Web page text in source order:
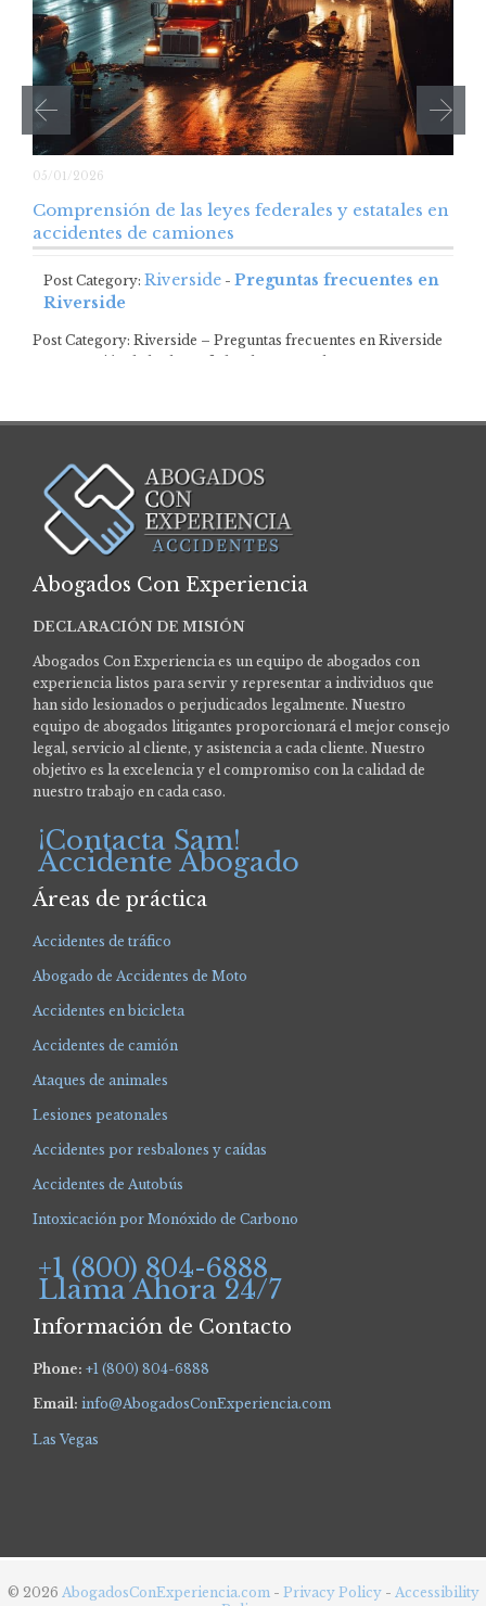
05/01/2026
Comprensión de las leyes federales y estatales en
accidentes de camiones
Post Category: Riverside - Preguntas frecuentes en
Riverside
Post Category: Riverside – Preguntas frecuentes en Riverside
Abogados Con Experiencia
DECLARACIÓN DE MISIÓN
Abogados Con Experiencia es un equipo de abogados con
experiencia listos para servir y representar a individuos que
han sido lesionados o perjudicados legalmente. Nuestro
equipo de abogados litigantes proporcionará el mejor consejo
legal, servicio al cliente, y asistencia a cada cliente. Nuestro
objetivo es la excelencia y el compromiso con la calidad de
nuestro trabajo en cada caso.
¡Contacta Sam!
Accidente Abogado
Áreas de práctica
Accidentes de tráfico
Abogado de Accidentes de Moto
Accidentes en bicicleta
Accidentes de camión
Ataques de animales
Lesiones peatonales
Accidentes por resbalones y caídas
Accidentes de Autobús
Intoxicación por Monóxido de Carbono
+1 (800) 804-6888
Llama Ahora 24/7
Información de Contacto
Phone: +1 (800) 804-6888
Email: info@AbogadosConExperiencia.com
Las Vegas
© 2026 AbogadosConExperiencia.com - Privacy Policy - Accessibility